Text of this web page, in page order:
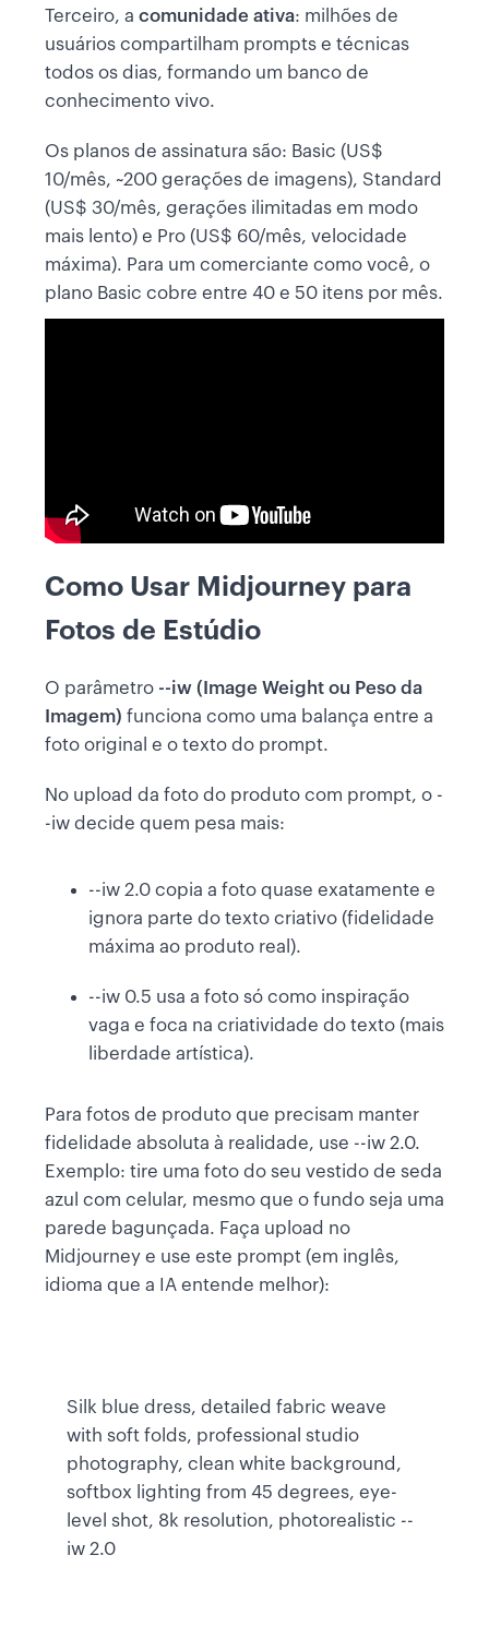
Terceiro, a comunidade ativa: milhões de
usuários compartilham prompts e técnicas
todos os dias, formando um banco de
conhecimento vivo.
Os planos de assinatura são: Basic (US$
10/mês, ~200 gerações de imagens), Standard
(US$ 30/mês, gerações ilimitadas em modo
mais lento) e Pro (US$ 60/mês, velocidade
máxima). Para um comerciante como você, o
plano Basic cobre entre 40 e 50 itens por mês.
Como Usar Midjourney para
Fotos de Estúdio
O parâmetro --iw (Image Weight ou Peso da
Imagem) funciona como uma balança entre a
foto original e o texto do prompt.
No upload da foto do produto com prompt, o -
-iw decide quem pesa mais:
--iw 2.0 copia a foto quase exatamente e
ignora parte do texto criativo (fidelidade
máxima ao produto real).
--iw 0.5 usa a foto só como inspiração
vaga e foca na criatividade do texto (mais
liberdade artística).
Para fotos de produto que precisam manter
fidelidade absoluta à realidade, use --iw 2.0.
Exemplo: tire uma foto do seu vestido de seda
azul com celular, mesmo que o fundo seja uma
parede bagunçada. Faça upload no
Midjourney e use este prompt (em inglês,
idioma que a IA entende melhor):
Silk blue dress, detailed fabric weave
with soft folds, professional studio
photography, clean white background,
softbox lighting from 45 degrees, eye-
level shot, 8k resolution, photorealistic --
iw 2.0